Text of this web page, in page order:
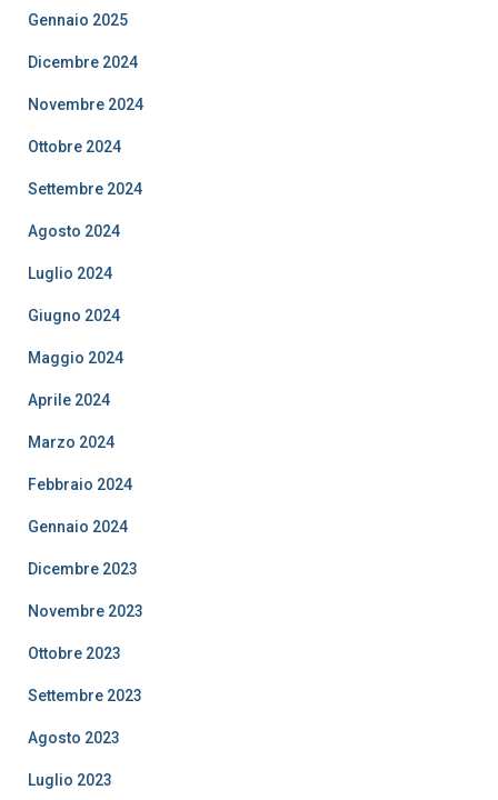
Gennaio 2025
Dicembre 2024
Novembre 2024
Ottobre 2024
Settembre 2024
Agosto 2024
Luglio 2024
Giugno 2024
Maggio 2024
Aprile 2024
Marzo 2024
Febbraio 2024
Gennaio 2024
Dicembre 2023
Novembre 2023
Ottobre 2023
Settembre 2023
Agosto 2023
Luglio 2023